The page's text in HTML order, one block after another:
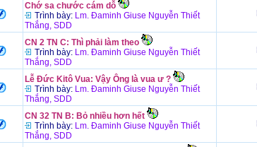
Chớ sa chước cám dỗ
Trình bày: Lm. Đaminh Giuse Nguyễn Thiết
Thắng, SDD
CN 2 TN C: Thì phải làm theo
Trình bày: Lm. Đaminh Giuse Nguyễn Thiết
Thắng, SDD
Lễ Đức Kitô Vua: Vậy Ông là vua ư ?
Trình bày: Lm. Đaminh Giuse Nguyễn Thiết
Thắng, SDD
CN 32 TN B: Bỏ nhiều hơn hết
Trình bày: Lm. Đaminh Giuse Nguyễn Thiết
Thắng, SDD